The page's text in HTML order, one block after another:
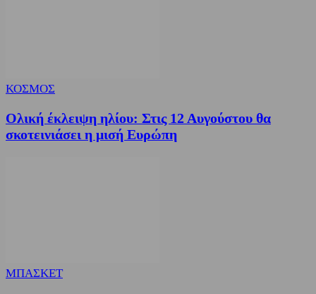
ΚΟΣΜΟΣ
Ολική έκλειψη ηλίου: Στις 12 Αυγούστου θα
σκοτεινιάσει η μισή Ευρώπη
ΜΠΑΣΚΕΤ